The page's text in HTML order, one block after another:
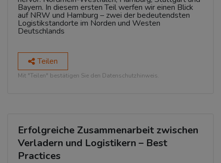
Bayern. In diesem ersten Teil werfen wir einen Blick
auf NRW und Hamburg – zwei der bedeutendsten
Logistikstandorte im Norden und Westen
Deutschlands
Teilen
Mit "Teilen" bestätigen Sie den Datenschutzhinweis.
Erfolgreiche Zusammenarbeit zwischen
Verladern und Logistikern – Best
Practices